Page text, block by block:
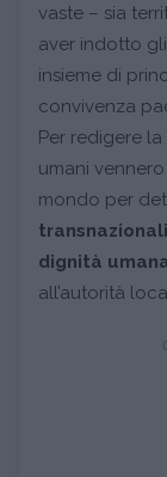
vaste – sia
aver indotto
insieme di
convivenza
Per redigere
umani
mondo per
dignità
all’autorità